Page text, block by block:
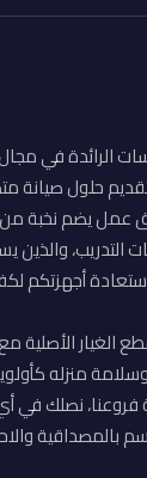
الرائدة في مجال
حلول صيانة
عمل يضم نخبة
التدريب،
أجهزتكم
قطع الغيار
وسلامة منزله
فروعنا، نصلك في
بالمصداقية